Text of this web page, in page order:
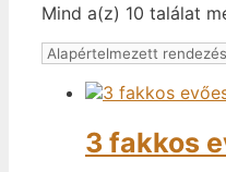
Mind a(z) 10 találat
3 fakkos